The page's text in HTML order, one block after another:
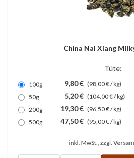
China Nai Xiang
Tüte:
100g 9,80 € (98,00 € / kg)
50g
5,20 € (104,00 € / kg)
200g
19,30 € (96,50 € / kg)
500g
47,50 € (95,00 € / kg)
inkl. MwSt., zzgl.